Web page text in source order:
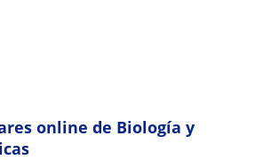
online de Biología y